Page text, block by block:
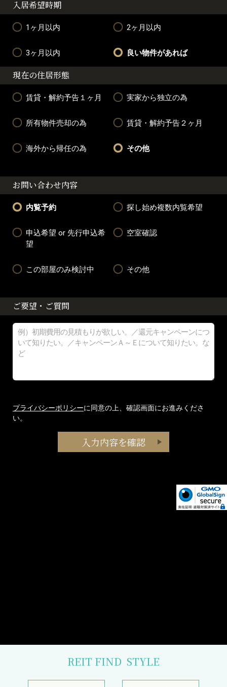
入居希望時期
1ヶ月以内 2ヶ月以内
3ヶ月以内 良い物件があれば
現在の住居形態
賃貸・解約予告１ヶ月 実家から独立の為
所有物件売却の為 賃貸・解約予告２ヶ月
海外から帰任の為 その他
お問い合わせ内容
内覧予約 探し始め複数内覧希望
申込希望 or 先行申込希
望
空室確認
この部屋のみ検討中 その他
ご要望・ご質問
プライバシーポリシーに同意の上、確認画面にお進みくださ
い。
REIT FIND STYLE